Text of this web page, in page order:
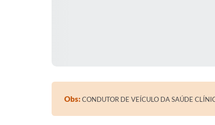
Obs:CONDUTOR DE VEÍCULO DA SAÚDE